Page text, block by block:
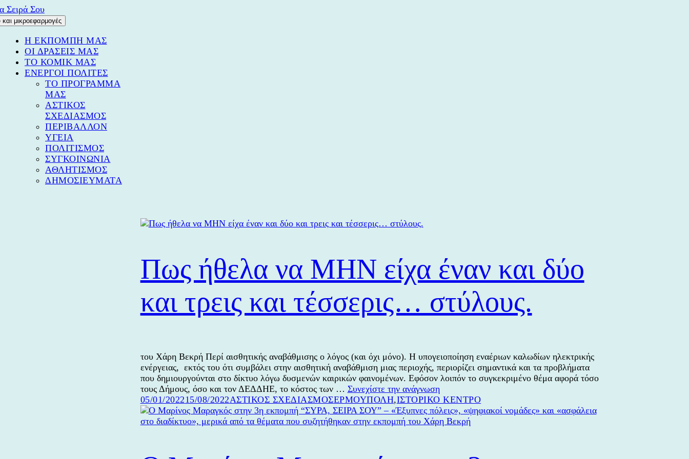
Μετάβαση
σε
Σειρά Σου
μικροεφαρμογές
Η ΕΚΠΟΜΠΗ ΜΑΣ
ΟΙ ΔΡΑΣΕΙΣ ΜΑΣ
ΤΟ ΚΟΜΙΚ ΜΑΣ
ΕΝΕΡΓΟΙ ΠΟΛΙΤΕΣ
ΤΟ ΠΡΟΓΡΑΜΜΑ
ΜΑΣ
ΑΣΤΙΚΟΣ
ΣΧΕΔΙΑΣΜΟΣ
ΠΕΡΙΒΑΛΛΟΝ
ΥΓΕΙΑ
ΠΟΛΙΤΙΣΜΟΣ
ΣΥΓΚΟΙΝΩΝΙΑ
ΑΘΛΗΤΙΣΜΟΣ
ΔΗΜΟΣΙΕΥΜΑΤΑ
Πως ήθελα να ΜΗΝ είχα έναν και δύο
και τρεις και τέσσερις… στύλους.
του Χάρη Βεκρή Περί αισθητικής αναβάθμισης ο λόγος (και όχι μόνο). Η υπογειοποίηση εναέριων καλωδίων ηλεκτρικής
ενέργειας, εκτός του ότι συμβάλει στην αισθητική αναβάθμιση μιας περιοχής, περιορίζει σημαντικά και τα προβλήματα
που δημιουργούνται στο δίκτυο λόγω δυσμενών καιρικών φαινομένων. Εφόσον λοιπόν το συγκεκριμένο θέμα αφορά τόσο
τους Δήμους, όσο και τον ΔΕΔΔΗΕ, το κόστος των … Συνεχίστε την ανάγνωσηΠως
ήθελα
να
ΜΗΝ
Δημοσιεύτηκε
την
05/01/202215/08/2022 Κατηγορίες
ΑΣΤΙΚΟΣ ΣΧΕΔΙΑΣΜΟΣΕτικέτες
ΕΡΜΟΥΠΟΛΗ,ΙΣΤΟΡΙΚΟ ΚΕΝΤΡΟ